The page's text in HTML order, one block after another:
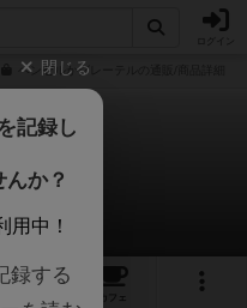
ヘンゼルかグレーテルの通販/商品詳細
ーテル
ー
カフェ
閉じる
記録し
か？
用中！
録する